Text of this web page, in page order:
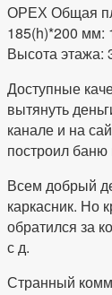
ОРЕХ Общая
185(h)*200 мм:
Высота этажа:
Доступные
вытянуть
канале и на
построил баню
Всем добрый
каркасник. Но
обратился за
с д.
Странный